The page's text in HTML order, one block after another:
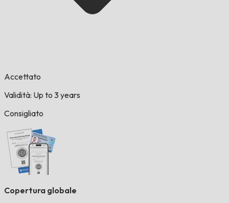
Accettato
Validità: Up to 3 years
Consigliato
Copertura globale